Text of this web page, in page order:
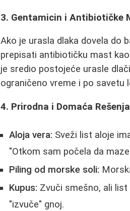
3. Gentamicin i Antibiotičke
Ako je urasla dlaka dovela do
prepisati antibiotičku mast
je sredio postojeće urasle
ograničeno vreme i po savetu
4. Prirodna i Domaća Rešenja
Aloja vera: Sveži list aloje
"Otkom sam počela da
Piling od morske soli:
Kupus: Zvuči smešno, ali
"izvuče" gnoj.